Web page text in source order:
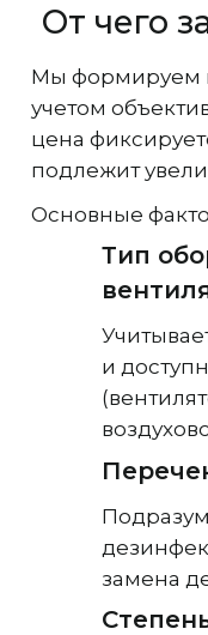
От чего
Мы формируем
учетом
цена
подлежит
Основные
Тип
и
замена